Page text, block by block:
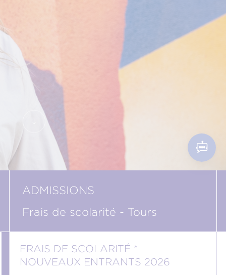
ADMISSIONS
Frais de scolarité - Tours
FRAIS DE SCOLARITÉ *
NOUVEAUX ENTRANTS 2026